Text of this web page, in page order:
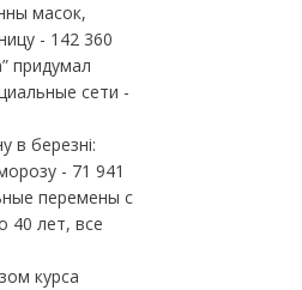
масок,
- 142 360
придумал
сети -
в березні:
- 71 941
перемены с
40 лет, все
курса